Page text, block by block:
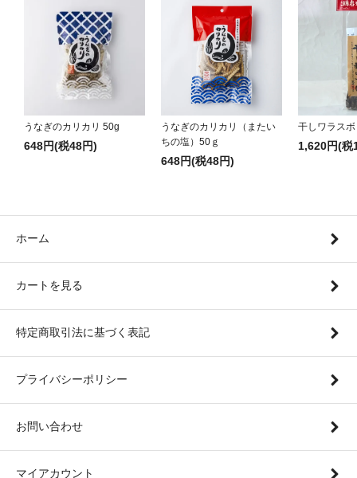
うなぎのカリカリ 50g
648円(税48円)
うなぎのカリカリ（またい
ちの塩）50ｇ
648円(税48円)
干しワラス
1,620円(税
ホーム
カートを見る
特定商取引法に基づく表記
プライバシーポリシー
お問い合わせ
マイアカウント